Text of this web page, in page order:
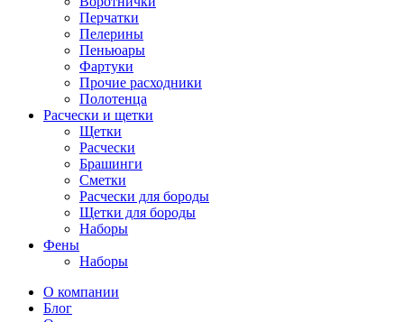
Перчатки
Пелерины
Пеньюары
Фартуки
Прочие расходники
Полотенца
Расчески и щетки
Щетки
Расчески
Брашинги
Сметки
Расчески для бороды
Щетки для бороды
Наборы
Фены
Наборы
О компании
Блог